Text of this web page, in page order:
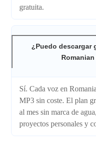
gratuita.
¿Puedo descargar
Sí. Cada voz en
MP3 sin coste. El plan
al mes sin marca de
proyectos personales y